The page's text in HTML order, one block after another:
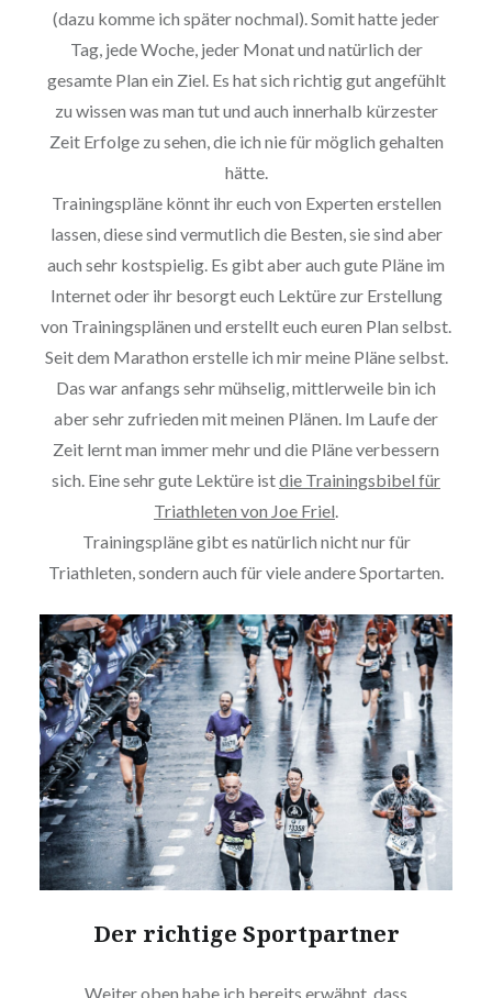
(dazu komme ich später nochmal). Somit hatte jeder
Tag, jede Woche, jeder Monat und natürlich der
gesamte Plan ein Ziel. Es hat sich richtig gut angefühlt
zu wissen was man tut und auch innerhalb kürzester
Zeit Erfolge zu sehen, die ich nie für möglich gehalten
hätte.
Trainingspläne könnt ihr euch von Experten erstellen
lassen, diese sind vermutlich die Besten, sie sind aber
auch sehr kostspielig. Es gibt aber auch gute Pläne im
Internet oder ihr besorgt euch Lektüre zur Erstellung
von Trainingsplänen und erstellt euch euren Plan selbst.
Seit dem Marathon erstelle ich mir meine Pläne selbst.
Das war anfangs sehr mühselig, mittlerweile bin ich
aber sehr zufrieden mit meinen Plänen. Im Laufe der
Zeit lernt man immer mehr und die Pläne verbessern
sich. Eine sehr gute Lektüre istdie Trainingsbibel für
Triathleten von Joe Friel.
Trainingspläne gibt es natürlich nicht nur für
Triathleten, sondern auch für viele andere Sportarten.
Der richtige Sportpartner
Weiter oben habe ich bereits erwähnt, dass